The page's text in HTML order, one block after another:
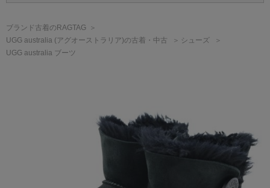
カ
ブランド古着のRAGTAG
UGG australia (アグオーストラリア)の古着・中古
シューズ
UGG australia ブーツ